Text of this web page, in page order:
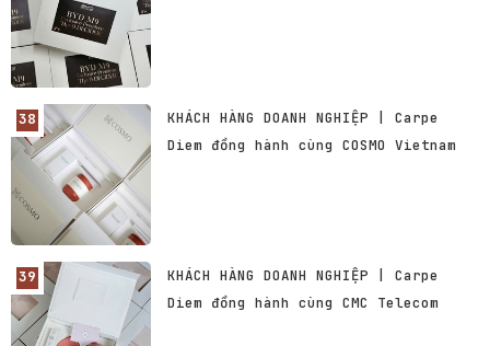
KHÁCH HÀNG DOANH NGHIỆP | Carpe
Diem đồng hành cùng COSMO Vietnam
KHÁCH HÀNG DOANH NGHIỆP | Carpe
Diem đồng hành cùng CMC Telecom